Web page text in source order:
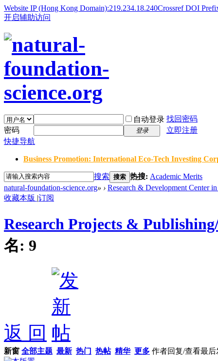
Website IP (Hong Kong Domain):219.234.18.240Crossref DOI
开启辅助访问
自动登录 找回密码
密码
登录
立即注册
快捷导航
Business Promotion: International Eco-Tech Investing
搜索 搜索 热搜: Academic Merits
natural-foundation-science.org» › Research & Development Center
收藏本版 |订阅
Research Projects &
名: 9
返 回
新窗 全部主题 最新 热门 热帖 精华 更多 作者回复/查看最后